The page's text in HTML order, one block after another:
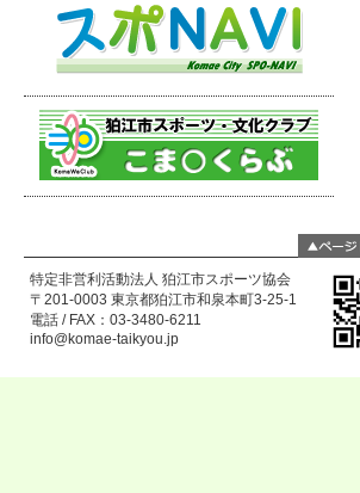
特定非営利活動法人 狛江市スポーツ協会
〒201-0003 東京都狛江市和泉本町3-25-1
電話 / FAX：03-3480-6211
info@komae-taikyou.jp